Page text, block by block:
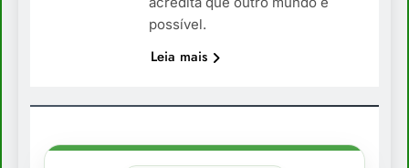
possível.
Leia mais